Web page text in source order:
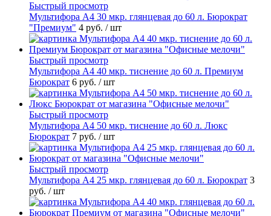
Быстрый просмотр
Мультифора А4 30 мкр. глянцевая до 60 л. Бюрократ
"Премиум" 4 руб. / шт
Быстрый просмотр
Мультифора А4 40 мкр. тиснение до 60 л. Премиум
Бюрократ 6 руб. / шт
Быстрый просмотр
Мультифора А4 50 мкр. тиснение до 60 л. Люкс
Бюрократ 7 руб. / шт
Быстрый просмотр
Мультифора А4 25 мкр. глянцевая до 60 л. Бюрократ 3
руб. / шт